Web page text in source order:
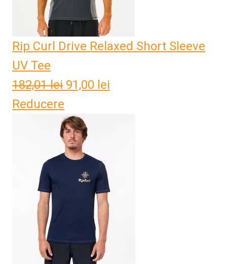
Rip Curl Drive Relaxed Short Sleeve
UV Tee
182,01lei Prețul
a
fost:
182,01 lei.
91,00 lei
Reducere